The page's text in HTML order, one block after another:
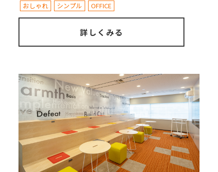
おしゃれ
シンプル OFFICE
詳しくみる